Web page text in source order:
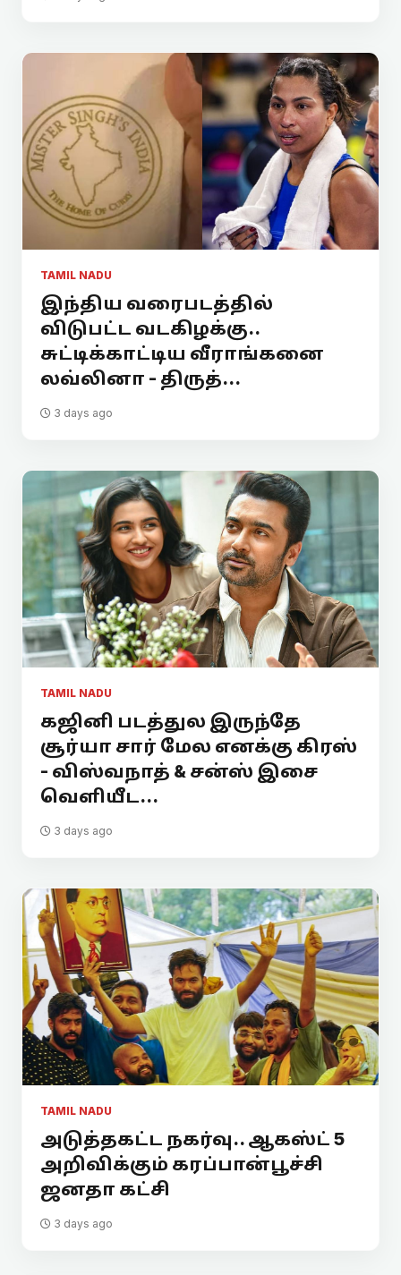
TAMIL NADU
இந்திய வரைபடத்தில்
விடுபட்ட வடகிழக்கு..
சுட்டிக்காட்டிய வீராங்கனை
லவ்லினா - திருத்...
3 days ago
TAMIL NADU
கஜினி படத்துல இருந்தே
சூர்யா சார் மேல எனக்கு கிரஸ்
- விஸ்வநாத் & சன்ஸ் இசை
வெளியீட...
3 days ago
TAMIL NADU
அடுத்தகட்ட நகர்வு.. ஆகஸ்ட் 5
அறிவிக்கும் கரப்பான்பூச்சி
ஜனதா கட்சி
3 days ago